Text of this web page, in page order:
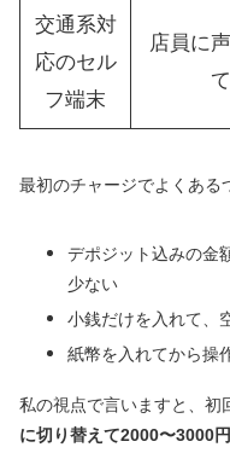
交通系対
応のセル
フ端末
店員に
最初のチャージでよくある
デポジット込みの金
少ない
小銭だけを入れて、
紙幣を入れてから操
私の視点で言いますと、初
に切り替えて2000〜3000